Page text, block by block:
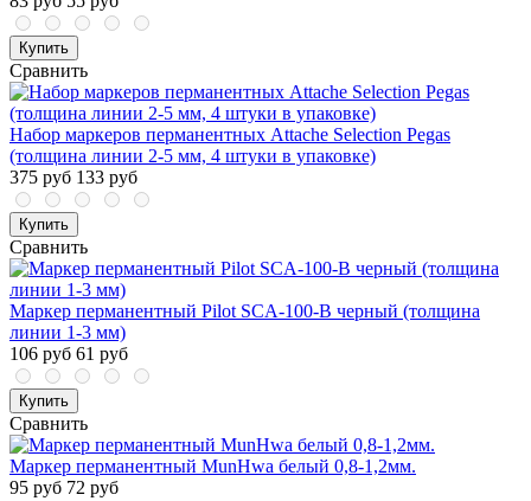
Купить
Сравнить
Набор маркеров перманентных Attache Selection Pegas
(толщина линии 2-5 мм, 4 штуки в упаковке)
375 руб 133 руб
Купить
Сравнить
Маркер перманентный Pilot SCA-100-B черный (толщина
линии 1-3 мм)
106 руб 61 руб
Купить
Сравнить
Маркер перманентный MunHwa белый 0,8-1,2мм.
95 руб 72 руб